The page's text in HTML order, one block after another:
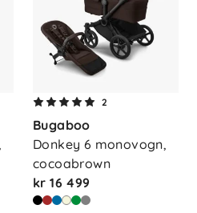
2
Bugaboo
Donkey 6 monovogn,
cocoabrown
kr 16 499